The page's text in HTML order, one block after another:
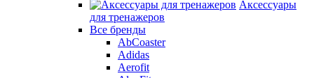
Аксессуары
для тренажеров
Все бренды
AbCoaster
Adidas
Aerofit